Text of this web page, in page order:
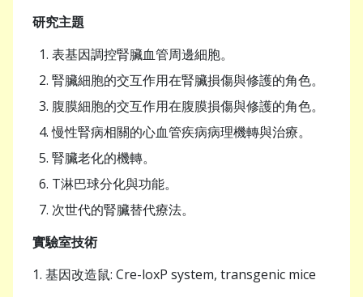
研究主題
表基因調控腎臟血管周邊細胞。
腎臟細胞的交互作用在腎臟損傷與修護的角色。
腹膜細胞的交互作用在腹膜損傷與修護的角色。
慢性腎病相關的心血管疾病病理機轉與治療。
腎臟老化的機轉。
T淋巴球分化與功能。
次世代的腎臟替代療法。
實驗室技術
1. 基因改造鼠: Cre-loxP system, transgenic mice